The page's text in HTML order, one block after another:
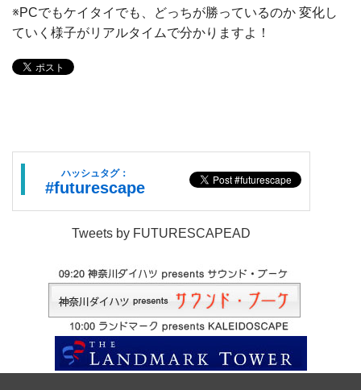
※PCでもケイタイでも、どっちが勝っているのか 変化し
ていく様子がリアルタイムで分かりますよ！
ハッシュタグ：
#futurescape
Tweets by FUTURESCAPEAD